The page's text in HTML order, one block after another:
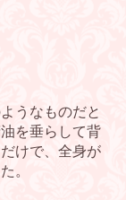
うなものだと
を垂らして背
けで、全身が
。